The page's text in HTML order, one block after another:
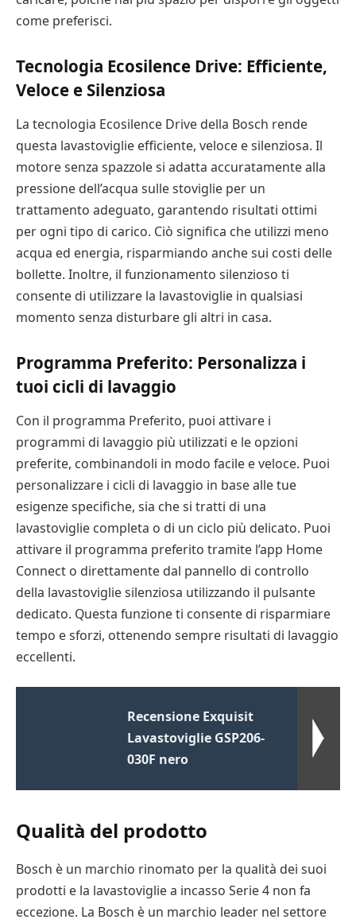
come preferisci.
Tecnologia Ecosilence Drive: Efficiente,
Veloce e Silenziosa
La tecnologia Ecosilence Drive della Bosch rende
questa lavastoviglie efficiente, veloce e silenziosa. Il
motore senza spazzole si adatta accuratamente alla
pressione dell’acqua sulle stoviglie per un
trattamento adeguato, garantendo risultati ottimi
per ogni tipo di carico. Ciò significa che utilizzi meno
acqua ed energia, risparmiando anche sui costi delle
bollette. Inoltre, il funzionamento silenzioso ti
consente di utilizzare la lavastoviglie in qualsiasi
momento senza disturbare gli altri in casa.
Programma Preferito: Personalizza i
tuoi cicli di lavaggio
Con il programma Preferito, puoi attivare i
programmi di lavaggio più utilizzati e le opzioni
preferite, combinandoli in modo facile e veloce. Puoi
personalizzare i cicli di lavaggio in base alle tue
esigenze specifiche, sia che si tratti di una
lavastoviglie completa o di un ciclo più delicato. Puoi
attivare il programma preferito tramite l’app Home
Connect o direttamente dal pannello di controllo
della lavastoviglie silenziosa utilizzando il pulsante
dedicato. Questa funzione ti consente di risparmiare
tempo e sforzi, ottenendo sempre risultati di lavaggio
eccellenti.
Recensione Exquisit
Lavastoviglie GSP206-
030F nero
Qualità del prodotto
Bosch è un marchio rinomato per la qualità dei suoi
prodotti e la lavastoviglie a incasso Serie 4 non fa
eccezione. La Bosch è un marchio leader nel settore